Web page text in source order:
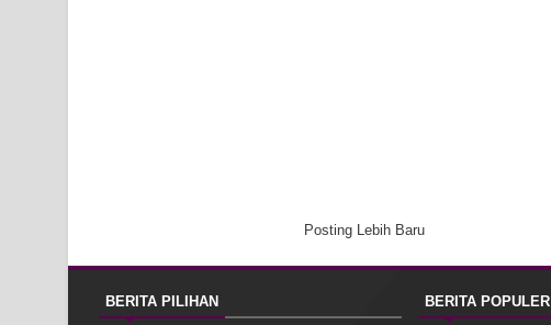
Posting Lebih Baru
BERITA PILIHAN BERITA POPULER